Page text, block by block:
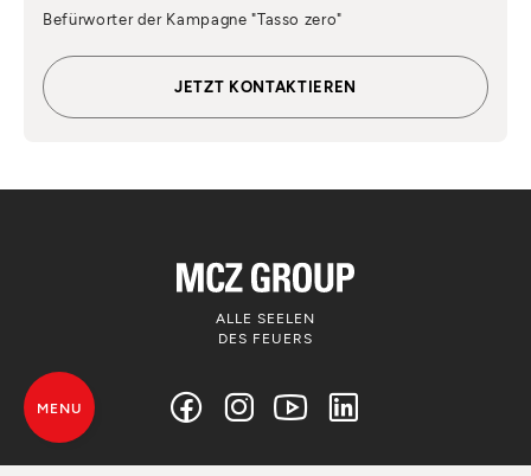
Befürworter der Kampagne "Tasso zero"
JETZT KONTAKTIEREN
ALLE SEELEN
DES FEUERS
MENU